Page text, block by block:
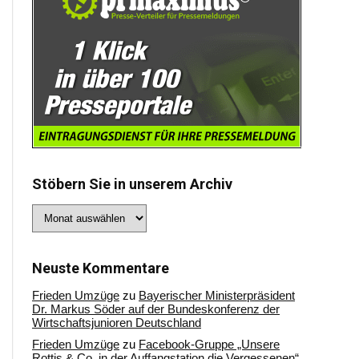
Stöbern Sie in unserem Archiv
Sie
Archiv
Neuste Kommentare
Frieden Umzüge zu Bayerischer Ministerpräsident
Dr. Markus Söder auf der Bundeskonferenz der
Wirtschaftsjunioren Deutschland
Frieden Umzüge zu Facebook-Gruppe „Unsere